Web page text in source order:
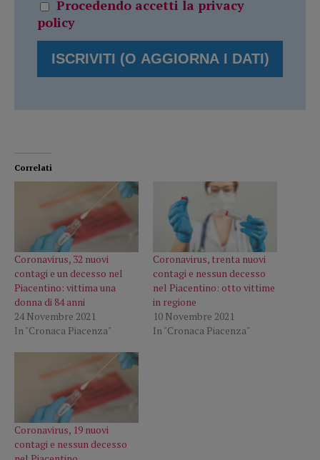
Procedendo accetti la privacy
policy
Correlati
Coronavirus, 32 nuovi
contagi e un decesso nel
Piacentino: vittima una
donna di 84 anni
24 Novembre 2021
In "Cronaca Piacenza"
Coronavirus, trenta nuovi
contagi e nessun decesso
nel Piacentino: otto vittime
in regione
10 Novembre 2021
In "Cronaca Piacenza"
Coronavirus, 19 nuovi
contagi e nessun decesso